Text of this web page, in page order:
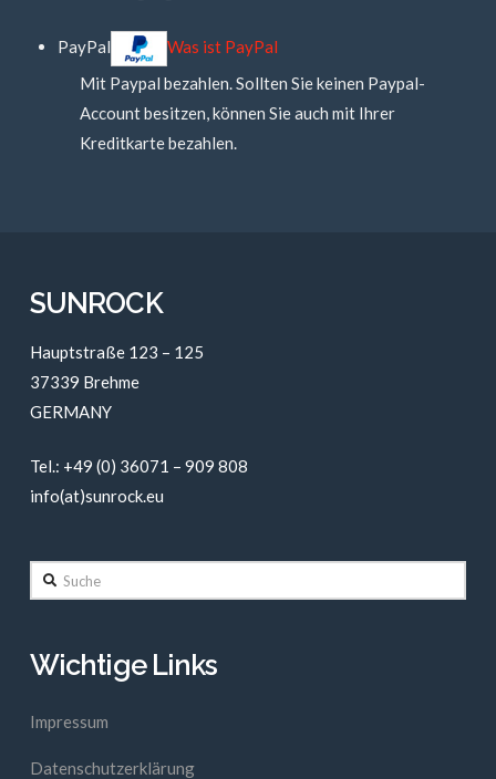
PayPal
Was ist PayPal
Mit Paypal bezahlen. Sollten Sie keinen Paypal-
Account besitzen, können Sie auch mit Ihrer
Kreditkarte bezahlen.
SUNROCK
Hauptstraße 123 – 125
37339 Brehme
GERMANY
Tel.: +49 (0) 36071 – 909 808
info(at)sunrock.eu
Suche
Wichtige Links
Impressum
Datenschutzerklärung